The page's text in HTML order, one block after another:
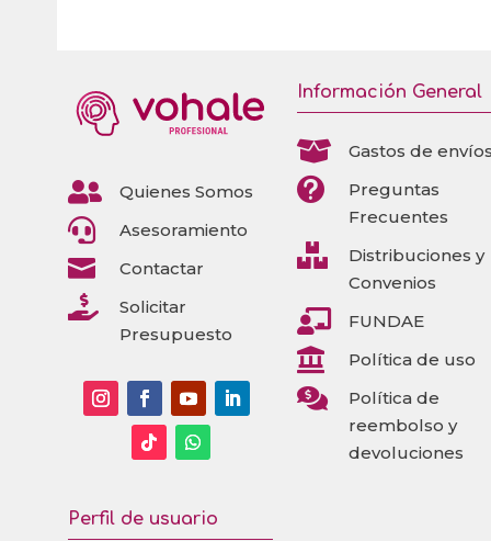
 Quienes Somos
 Asesoramiento
 Contactar

Solicitar
Presupuesto
Información General
 Gastos de

Preguntas
Frecuentes

Distribuciones y
Convenios
 FUNDAE
 Política de uso

Política de
reembolso y
devoluciones
Perfil de usuario